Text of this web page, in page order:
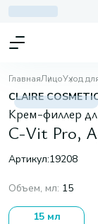
ГлавнаяЛицоУход
CLAIRE
Крем-филлер
C-Vit Pro,
Артикул:19208
Объем, мл: 15
15 мл